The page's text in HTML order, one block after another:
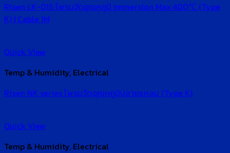
Rixen LK-01S โพรบวัดอุณหภูมิ Immersion Max.400℃ (Type
K) | Cable 1M
Quick View
Temp & Humidity, Electrical
Rixen NK series โพรบวัดอุณหภูมิปลายแหลม (Type K)
Quick View
Temp & Humidity, Electrical